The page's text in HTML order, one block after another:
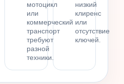
мотоцикл
или
коммерческий
транспорт
требуют
разной
техники.
низкий
клиренс
или
отсутствие
ключей.